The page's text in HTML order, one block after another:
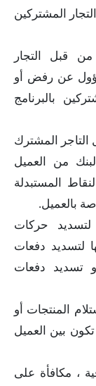
المشتركين
قبل التجار
عن رفض أو
بالبرنامج
المشترك
من
العميل
المستبدلة
بالعميل.
لتسديد حركات
لتسديد دفعات
تسديد دفعات
المنتجات أو
بين العميل
، مكافأة على